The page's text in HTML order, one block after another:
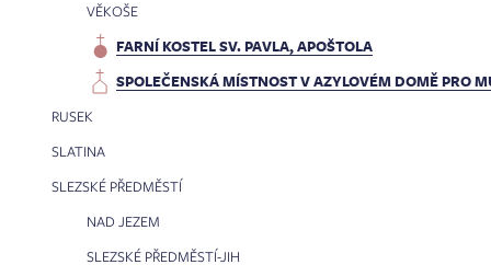
VĚKOŠE
FARNÍ KOSTEL SV. PAVLA, APOŠTOLA
SPOLEČENSKÁ MÍSTNOST V AZYLOVÉM DOMĚ PRO
RUSEK
SLATINA
SLEZSKÉ PŘEDMĚSTÍ
NAD JEZEM
SLEZSKÉ PŘEDMĚSTÍ-JIH